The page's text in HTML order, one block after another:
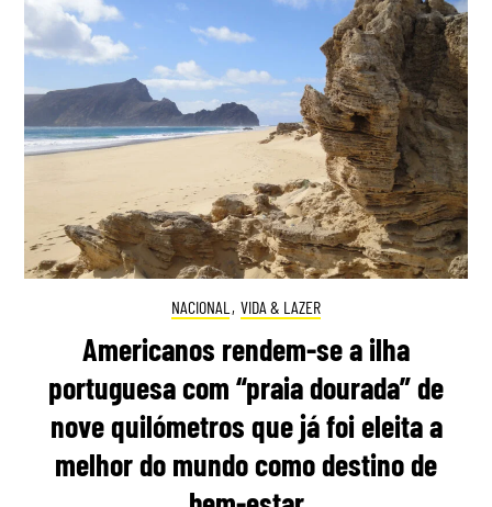
NACIONAL , VIDA & LAZER
Americanos rendem-se a ilha
portuguesa com “praia dourada” de
nove quilómetros que já foi eleita a
melhor do mundo como destino de